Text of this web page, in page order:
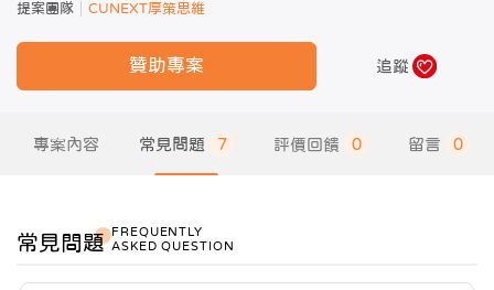
追蹤
提案團隊
CUNEXT厚策思維
贊助專案
專案內容 常見問題 7 評價回饋 0 留言 0
常見問題FREQUENTLY
ASKED QUESTION